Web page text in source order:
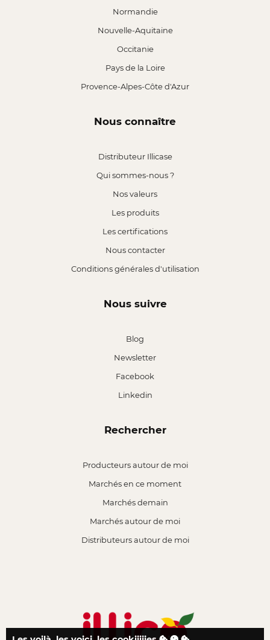
Normandie
Nouvelle-Aquitaine
Occitanie
Pays de la Loire
Provence-Alpes-Côte d'Azur
Nous connaître
Distributeur Illicase
Qui sommes-nous ?
Nos valeurs
Les produits
Les certifications
Nous contacter
Conditions générales d'utilisation
Nous suivre
Blog
Newsletter
Facebook
Linkedin
Rechercher
Producteurs autour de moi
Marchés en ce moment
Marchés demain
Marchés autour de moi
Distributeurs autour de moi